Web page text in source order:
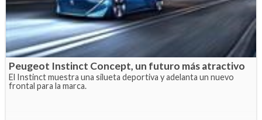
Peugeot Instinct Concept, un futuro más atractivo
El Instinct muestra una silueta deportiva y adelanta un nuevo
frontal para la marca.